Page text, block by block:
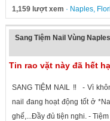
1,159 lượt xem · Naples,
Sang Tiệm Nail Vùng
Tin rao vặt này đã hết
SANG TIỆM NAIL ‼️ - Vì
nail đang hoạt động tốt ở
ghế,...Đầy đủ tiện nghi. - Tiệm